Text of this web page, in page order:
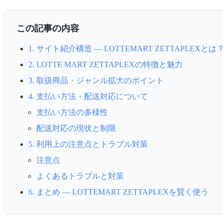
この記事の内容
1. サイト紹介構造 — LOTTEMART ZETTAPLEXとは
2. LOTTE MART ZETTAPLEXの特徴と魅力
3. 取扱商品・ジャンル拡大のポイント
4. 支払い方法・配送対応について
支払い方法の多様性
配送対応の現状と制限
5. 利用上の注意点とトラブル対策
注意点
よくあるトラブルと対策
6. まとめ — LOTTEMART ZETTAPLEXを賢く使う